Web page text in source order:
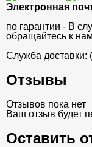
Электронная
по гарантии - В
обращайтесь к
Служба доставки:
Отзывы
Отзывов пока нет
Ваш отзыв будет
Оставить